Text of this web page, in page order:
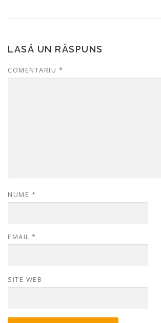
LASĂ UN RĂSPUNS
COMENTARIU *
NUME *
EMAIL *
SITE WEB